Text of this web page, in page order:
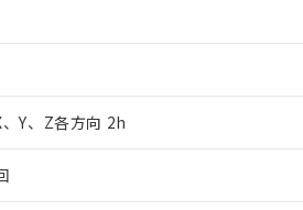
Y、Z各方向 2h
用者とは、
ダウンロードすることができます。
質）の非含有証明書
（当社基準）
タル酸エステル類４物質の対応では
欄に対応日を記載しておりました。
への在庫切替を完了していることから
。